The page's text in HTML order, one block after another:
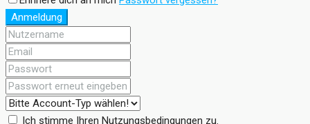
Anmeldung
Ich stimme Ihren Nutzungsbedingungen zu.